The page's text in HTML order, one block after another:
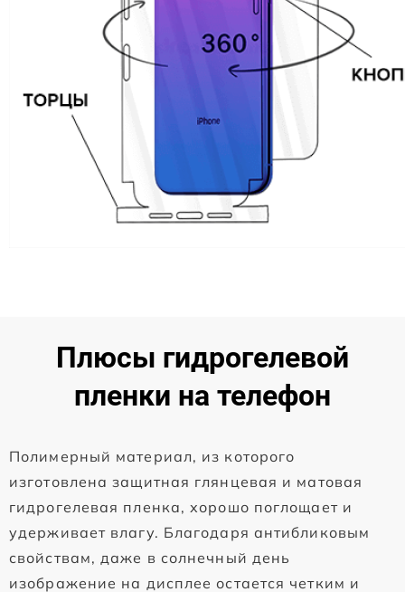
Плюсы гидрогелевой
пленки на телефон
Полимерный материал, из которого
изготовлена защитная глянцевая и матовая
гидрогелевая пленка, хорошо поглощает и
удерживает влагу. Благодаря антибликовым
свойствам, даже в солнечный день
изображение на дисплее остается четким и